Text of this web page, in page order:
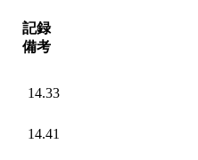
記録
備考
14.33
14.41